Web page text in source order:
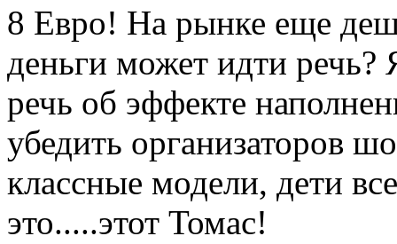
8 Евро! На рынке еще
деньги может идти
речь об эффекте
убедить организаторов
классные модели, дети
это.....этот Томас!